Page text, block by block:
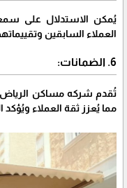
يُمكن الاستدلال على
العملاء السابقين
6. الضمانات:
تُقدم شركه مساكن الرياض
مما يُعزز ثقة العملاء ويُؤكد